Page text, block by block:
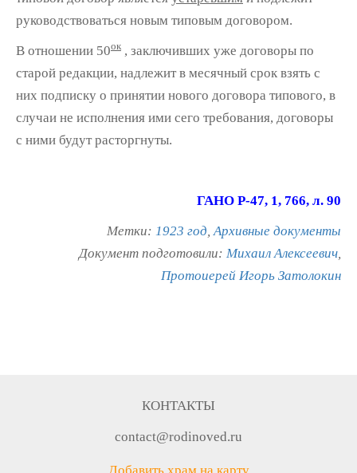
руководствоваться новым типовым договором.
В отношении 50ок , заключивших уже договоры по
старой редакции, надлежит в месячный срок взять с
них подписку о принятии нового договора типового, в
случаи не исполнения ими сего требования, договоры
с ними будут расторгнуты.
ГАНО Р-47, 1, 766, л. 90
Метки: 1923 год Архивные документы
Документ подготовили: Михаил Алексеевич
Протоиерей Игорь Затолокин
КОНТАКТЫ
contact@rodinoved.ru